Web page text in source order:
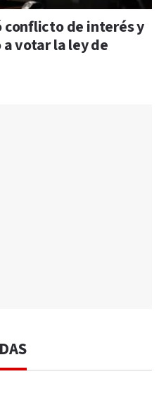
conflicto de interés y
votar la ley de